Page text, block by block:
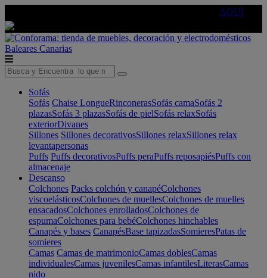
AQUÍ
Baleares Canarias
Sofás
Sofás Chaise LongueRinconerasSofás camaSofás 2
plazasSofás 3 plazasSofás de pielSofás relaxSofás
exteriorDivanes
Sillones Sillones decorativosSillones relaxSillones relax
levantapersonas
Puffs Puffs decorativosPuffs peraPuffs reposapiésPuffs con
almacenaje
Descanso
Colchones Packs colchón y canapéColchones
viscoelásticosColchones de muellesColchones de muelles
ensacadosColchones enrolladosColchones de
espumaColchones para bebéColchones hinchables
Canapés y bases CanapésBase tapizadasSomieresPatas de
somieres
Camas Camas de matrimonioCamas doblesCamas
individualesCamas juvenilesCamas infantilesLiterasCamas
nido